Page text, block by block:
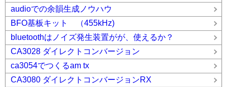
audioでの余韻生成ノウハウ
BFO基板キット （455kHz)
bluetoothはノイズ発生装置がが、使えるか？
CA3028 ダイレクトコンバージョン
ca3054でつくるam tx
CA3080 ダイレクトコンバージョンRX